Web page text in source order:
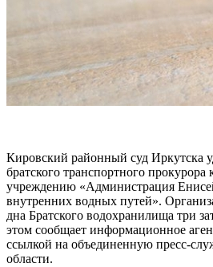
Кировский районный суд Иркутска
братского транспортного прокурора
учреждению «Администрация
внутренних водных путей».
дна Братского водохранилища три
этом сообщает информационное
ссылкой на объединенную пресс-
области.